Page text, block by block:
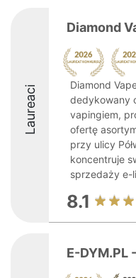
Laureaci
Diamond
Diamond
dedykowany
vapingiem,
ofertę
przy ulicy
koncentruje
sprzedaży e-
8.1
E-DYM.PL